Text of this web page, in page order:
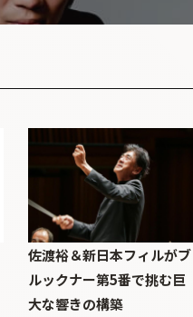
佐渡裕＆新日本フィルがブ
ルックナー第5番で挑む巨
大な響きの構築